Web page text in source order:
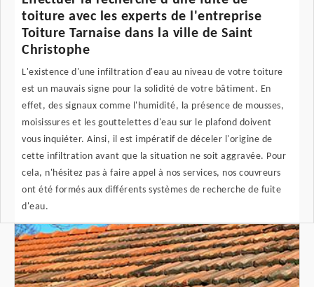
toiture avec les experts de l'entreprise
Toiture Tarnaise dans la ville de Saint
Christophe
L'existence d'une infiltration d'eau au niveau de votre toiture
est un mauvais signe pour la solidité de votre bâtiment. En
effet, des signaux comme l'humidité, la présence de mousses,
moisissures et les gouttelettes d'eau sur le plafond doivent
vous inquiéter. Ainsi, il est impératif de déceler l'origine de
cette infiltration avant que la situation ne soit aggravée. Pour
cela, n'hésitez pas à faire appel à nos services, nos couvreurs
ont été formés aux différents systèmes de recherche de fuite
d'eau.